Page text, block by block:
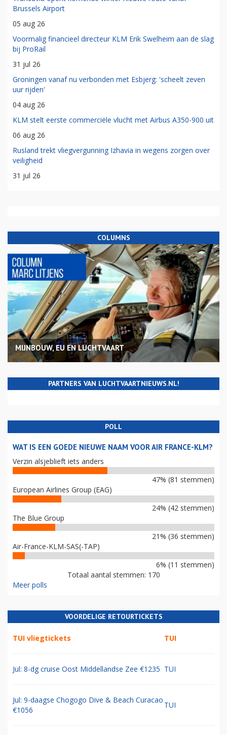
Brussels Airport
05 aug 26
Voormalig financieel directeur KLM Erik Swelheim aan de slag
bij ProRail
31 jul 26
Groningen vanaf nu verbonden met Esbjerg: 'scheelt zeven
uur rijden'
04 aug 26
KLM stelt eerste commerciële vlucht met Airbus A350-900 uit
06 aug 26
Rusland trekt vliegvergunning Izhavia in wegens zorgen over
veiligheid
31 jul 26
COLUMNS
MIJNBOUW, EU EN LUCHTVAART
PARTNERS VAN LUCHTVAARTNIEUWS.NL!
POLL
WAT IS EEN GOEDE NIEUWE NAAM VOOR AIR FRANCE-KLM?
Verzin alsjeblieft iets anders
47% (81 stemmen)
European Airlines Group (EAG)
24% (42 stemmen)
The Blue Group
21% (36 stemmen)
Air-France-KLM-SAS(-TAP)
6% (11 stemmen)
Totaal aantal stemmen: 170
Meer polls
VOORDELIGE RETOURTICKETS
TUI vliegtickets TUI
Jul: 8-dg cruise Oost Middellandse Zee €1235 TUI
Jul: 9-daagse Chogogo Dive & Beach Curacao
€1056
TUI